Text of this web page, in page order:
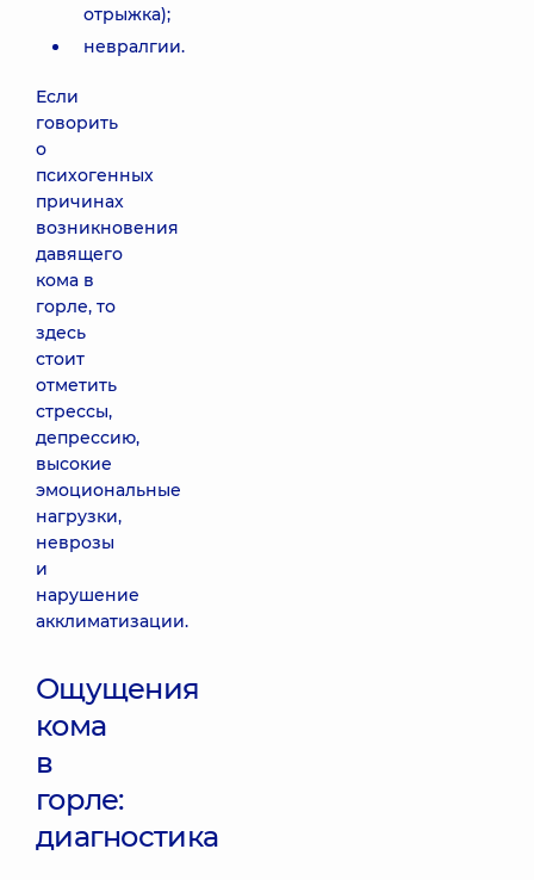
отрыжка);
невралгии.
Если
говорить
о
психогенных
причинах
возникновения
давящего
кома в
горле, то
здесь
стоит
отметить
стрессы,
депрессию,
высокие
эмоциональные
нагрузки,
неврозы
и
нарушение
акклиматизации.
Ощущения
кома
в
горле:
диагностика